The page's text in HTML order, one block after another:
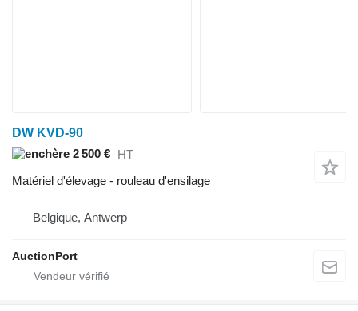
DW KVD-90
2 500 € HT
Matériel d'élevage - rouleau d'ensilage
Belgique, Antwerp
AuctionPort